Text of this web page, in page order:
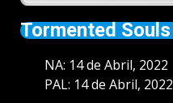
Tormented Souls
NA: 14 de Abril, 2022
PAL: 14 de Abril, 2022